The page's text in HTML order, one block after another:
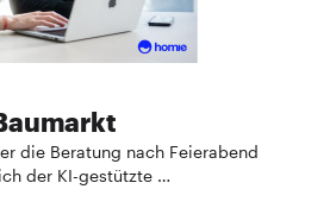
die Beratung nach Feierabend
der KI-gestützte …